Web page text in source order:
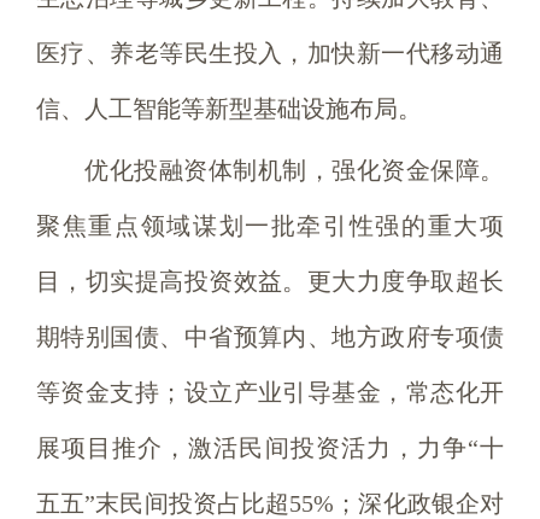
医疗、养老等民生投入，加快新一代移动通
信、人工智能等新型基础设施布局。
优化投融资体制机制，强化资金保障。
聚焦重点领域谋划一批牵引性强的重大项
目，切实提高投资效益。更大力度争取超长
期特别国债、中省预算内、地方政府专项债
等资金支持；设立产业引导基金，常态化开
展项目推介，激活民间投资活力，力争“十
五五”末民间投资占比超55%；深化政银企对